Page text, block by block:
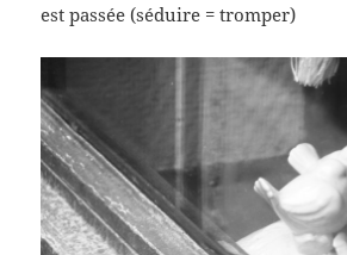
est passée (séduire = tromper)